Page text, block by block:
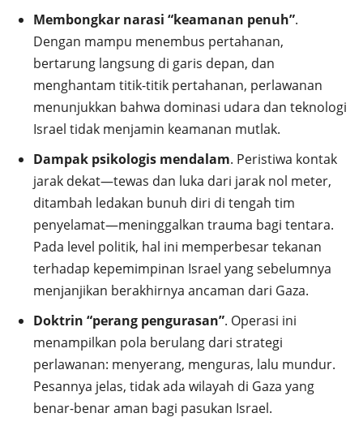
Membongkar narasi “keamanan penuh”.
Dengan mampu menembus pertahanan,
bertarung langsung di garis depan, dan
menghantam titik-titik pertahanan, perlawanan
menunjukkan bahwa dominasi udara dan teknologi
Israel tidak menjamin keamanan mutlak.
Dampak psikologis mendalam. Peristiwa kontak
jarak dekat—tewas dan luka dari jarak nol meter,
ditambah ledakan bunuh diri di tengah tim
penyelamat—meninggalkan trauma bagi tentara.
Pada level politik, hal ini memperbesar tekanan
terhadap kepemimpinan Israel yang sebelumnya
menjanjikan berakhirnya ancaman dari Gaza.
Doktrin “perang pengurasan”. Operasi ini
menampilkan pola berulang dari strategi
perlawanan: menyerang, menguras, lalu mundur.
Pesannya jelas, tidak ada wilayah di Gaza yang
benar-benar aman bagi pasukan Israel.